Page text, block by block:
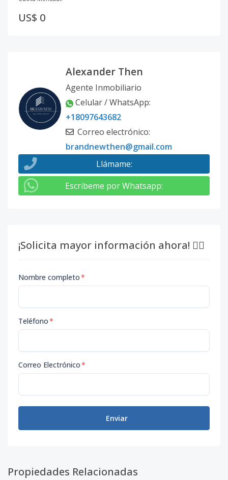
US$ 0
Alexander Then
Agente Inmobiliario
Celular / WhatsApp:
+18097643682
Correo electrónico:
brandnewthen@gmail.com
Llámame:
Escribeme por Whatsapp:
¡Solicita mayor información ahora! 👇🏽
Nombre completo*
Teléfono*
Correo Electrónico*
Enviar
Propiedades Relacionadas